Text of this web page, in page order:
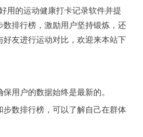
用的运动健康打卡记录软件并提
排行榜，激励用户坚持锻炼，还
友进行运动对比，欢迎来本站下
用户的数据始终是最新的。
数排行榜，可以了解自己在群体